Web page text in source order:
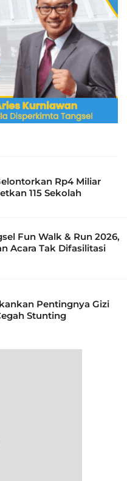
Rp4 Miliar
115 Sekolah
Fun Walk & Run 2026,
Acara Tak Difasilitasi
Pentingnya Gizi
Stunting